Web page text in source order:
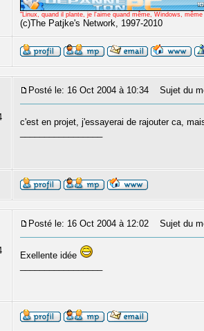
"Linux, quand il plante, je l'aime quand même, Windows,
(c)The Patjke's Network, 1997-2010
Posté le: 16 Oct 2004 à 10:34 Sujet du
c'est en projet, j'essayerai de rajouter ca,
Posté le: 16 Oct 2004 à 12:02 Sujet du
Exellente idée